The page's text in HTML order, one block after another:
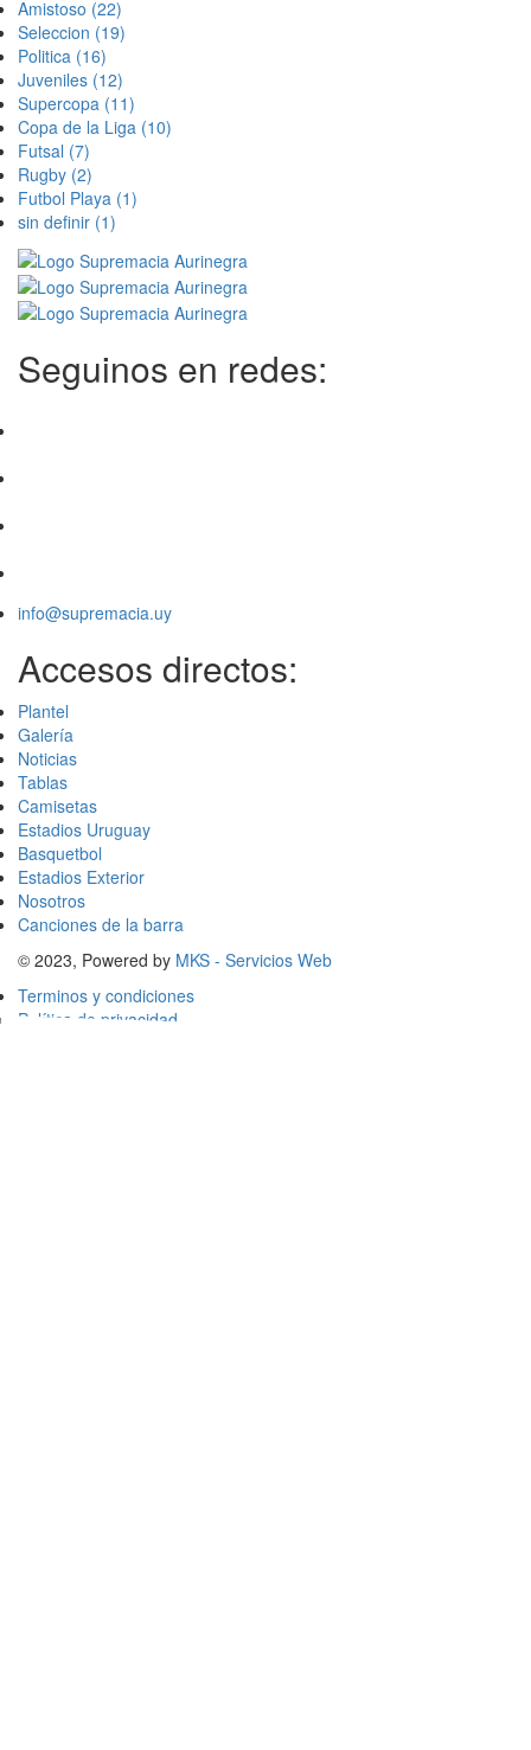
Amistoso (22)
Seleccion (19)
Politica (16)
Juveniles (12)
Supercopa (11)
Copa de la Liga (10)
Futsal (7)
Rugby (2)
Futbol Playa (1)
sin definir (1)
Seguinos en redes:
info@supremacia.uy
Accesos directos:
Plantel
Galería
Noticias
Tablas
Camisetas
Estadios Uruguay
Basquetbol
Estadios Exterior
Nosotros
Canciones de la barra
© 2023, Powered by MKS - Servicios Web
Terminos y condiciones
Política de privacidad